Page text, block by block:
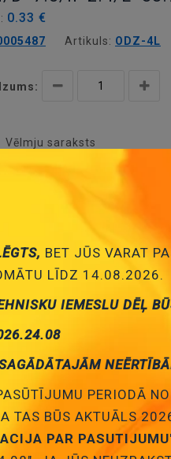
0.33 €
Artikuls: ODZ-4L
Vēlmju saraksts
BET JŪS VARAT
LĪDZ 14.08.2026.
IEMESLU DĒĻ
PERIODĀ
TAS BŪS AKTUĀLS
PAR PASUTIJUMU